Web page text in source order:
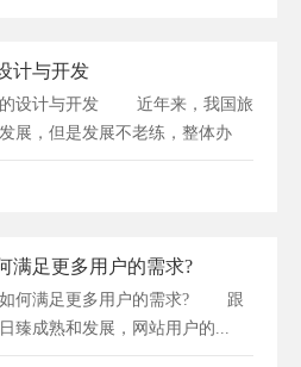
计与开发
设计与开发 近年来，我国旅
展，但是发展不老练，整体办
满足更多用户的需求?
何满足更多用户的需求? 跟
臻成熟和发展，网站用户的...